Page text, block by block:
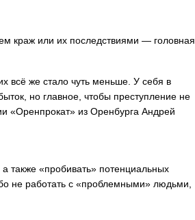
краж или их последствиями — головная
всё же стало чуть меньше. У себя в
но главное, чтобы преступление не
«Оренпрокат» из Оренбурга Андрей
также «пробивать» потенциальных
не работать с «проблемными» людьми,